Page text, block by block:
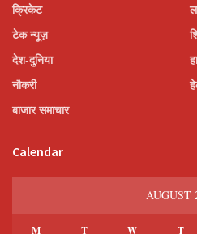
क्रिकेट
टेक न्यूज़
देश-दुनिया
नौकरी
बाजार समाचार
Calendar
AUGUST
M T W T